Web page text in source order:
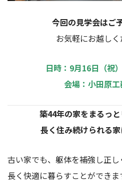
今回の見学会はご
お気軽にお越しく
日時：9月16日（祝
会場：小田原
築44年の家をまるっ
長く住み続けられる家
古い家でも、躯体を補強し正し
長く快適に暮らすことができま